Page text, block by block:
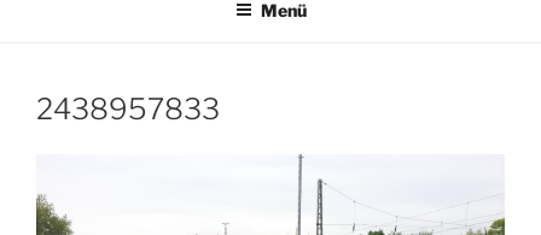
Menü
2438957833